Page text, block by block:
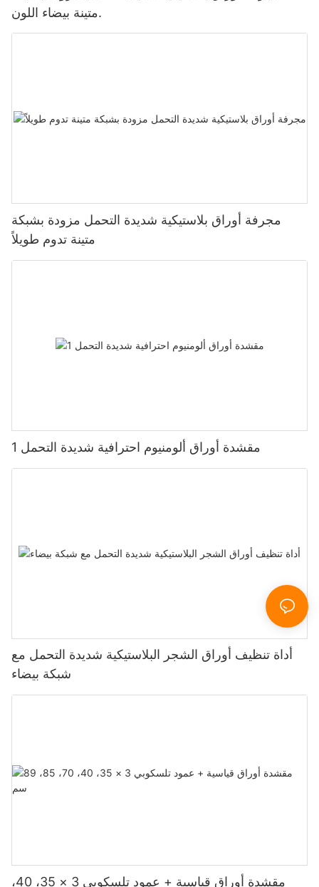
متينة بيضاء اللون.
مجرفة أوراق بلاستيكية شديدة التحمل مزودة بشبكة
متينة تدوم طويلاً
مقشدة أوراق ألومنيوم احترافية شديدة التحمل 1
أداة تنظيف أوراق الشجر البلاستيكية شديدة التحمل مع
شبكة بيضاء
مقشدة أوراق قياسية + عمود تلسكوبي 3 × 35، 40،